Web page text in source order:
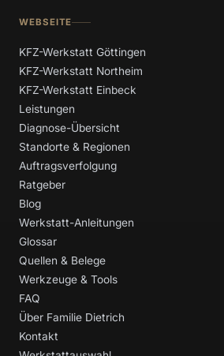
WEBSEITE
KFZ-Werkstatt Göttingen
KFZ-Werkstatt Northeim
KFZ-Werkstatt Einbeck
Leistungen
Diagnose-Übersicht
Standorte & Regionen
Auftragsverfolgung
Ratgeber
Blog
Werkstatt-Anleitungen
Glossar
Quellen & Belege
Werkzeuge & Tools
FAQ
Über Familie Dietrich
Kontakt